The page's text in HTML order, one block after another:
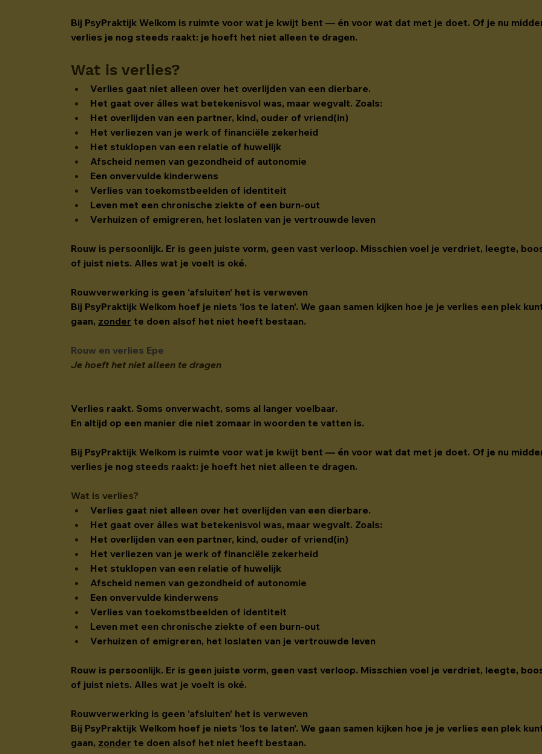
Bij PsyPraktijk Welkom is ruimte voor wat je kwijt bent — én voor wat dat met je doet. Of je nu
verlies je nog steeds raakt: je hoeft het niet alleen te dragen.
Wat is verlies?
Verlies gaat niet alleen over het overlijden van een dierbare.
Het gaat over álles wat betekenisvol was, maar wegvalt. Zoals:
Het overlijden van een partner, kind, ouder of vriend(in)
Het verliezen van je werk of financiële zekerheid
Het stuklopen van een relatie of huwelijk
Afscheid nemen van gezondheid of autonomie
Een onvervulde kinderwens
Verlies van toekomstbeelden of identiteit
Leven met een chronische ziekte of een burn-out
Verhuizen of emigreren, het loslaten van je vertrouwde leven
Rouw is persoonlijk. Er is geen juiste vorm, geen vast verloop. Misschien voel je verdriet, leegte,
of juist niets. Alles wat je voelt is oké.
Rouwverwerking is geen ‘afsluiten’ het is verweven
Bij PsyPraktijk Welkom hoef je niets ‘los te laten’. We gaan samen kijken hoe je je verlies een plek
gaan, zonder te doen alsof het niet heeft bestaan.
Rouw en verlies Epe
Je hoeft het niet alleen te dragen
Verlies raakt. Soms onverwacht, soms al langer voelbaar.
En altijd op een manier die niet zomaar in woorden te vatten is.
Bij PsyPraktijk Welkom is ruimte voor wat je kwijt bent — én voor wat dat met je doet. Of je nu
verlies je nog steeds raakt: je hoeft het niet alleen te dragen.
Wat is verlies?
Verlies gaat niet alleen over het overlijden van een dierbare.
Het gaat over álles wat betekenisvol was, maar wegvalt. Zoals:
Het overlijden van een partner, kind, ouder of vriend(in)
Het verliezen van je werk of financiële zekerheid
Het stuklopen van een relatie of huwelijk
Afscheid nemen van gezondheid of autonomie
Een onvervulde kinderwens
Verlies van toekomstbeelden of identiteit
Leven met een chronische ziekte of een burn-out
Verhuizen of emigreren, het loslaten van je vertrouwde leven
Rouw is persoonlijk. Er is geen juiste vorm, geen vast verloop. Misschien voel je verdriet, leegte,
of juist niets. Alles wat je voelt is oké.
Rouwverwerking is geen ‘afsluiten’ het is verweven
Bij PsyPraktijk Welkom hoef je niets ‘los te laten’. We gaan samen kijken hoe je je verlies een plek
gaan, zonder te doen alsof het niet heeft bestaan.